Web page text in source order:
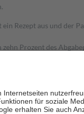
Rezept aus und der
Prozent des
zu stärken und
mit Ausnahme der
der GKV getragen